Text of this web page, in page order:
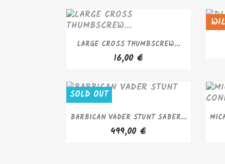
APERÇU RAPIDE
LARGE CROSS THUMBSCREW...
16,00 €
APERÇU RAPIDE
BARBICAN VADER STUNT SABER...
499,00 €
SOLD OUT